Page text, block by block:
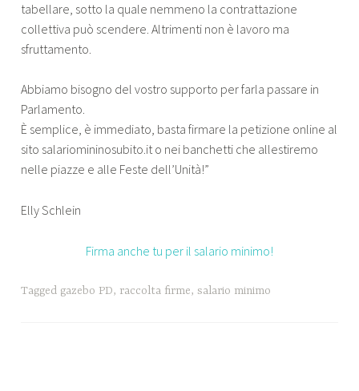
tabellare, sotto la quale nemmeno la contrattazione
collettiva può scendere. Altrimenti non è lavoro ma
sfruttamento.
Abbiamo bisogno del vostro supporto per farla passare in
Parlamento.
È semplice, è immediato, basta firmare la petizione online al
sito salariomininosubito.it o nei banchetti che allestiremo
nelle piazze e alle Feste dell’Unità!”
Elly Schlein
Firma anche tu per il salario minimo!
Tagged gazebo PD, raccolta firme,salario minimo